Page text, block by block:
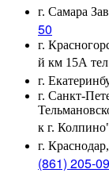
г. Самара
50
г.
й км 15А
г.
г. Санкт-
к г.
г.
(861) 205-